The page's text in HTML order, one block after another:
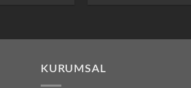
KURUMSAL